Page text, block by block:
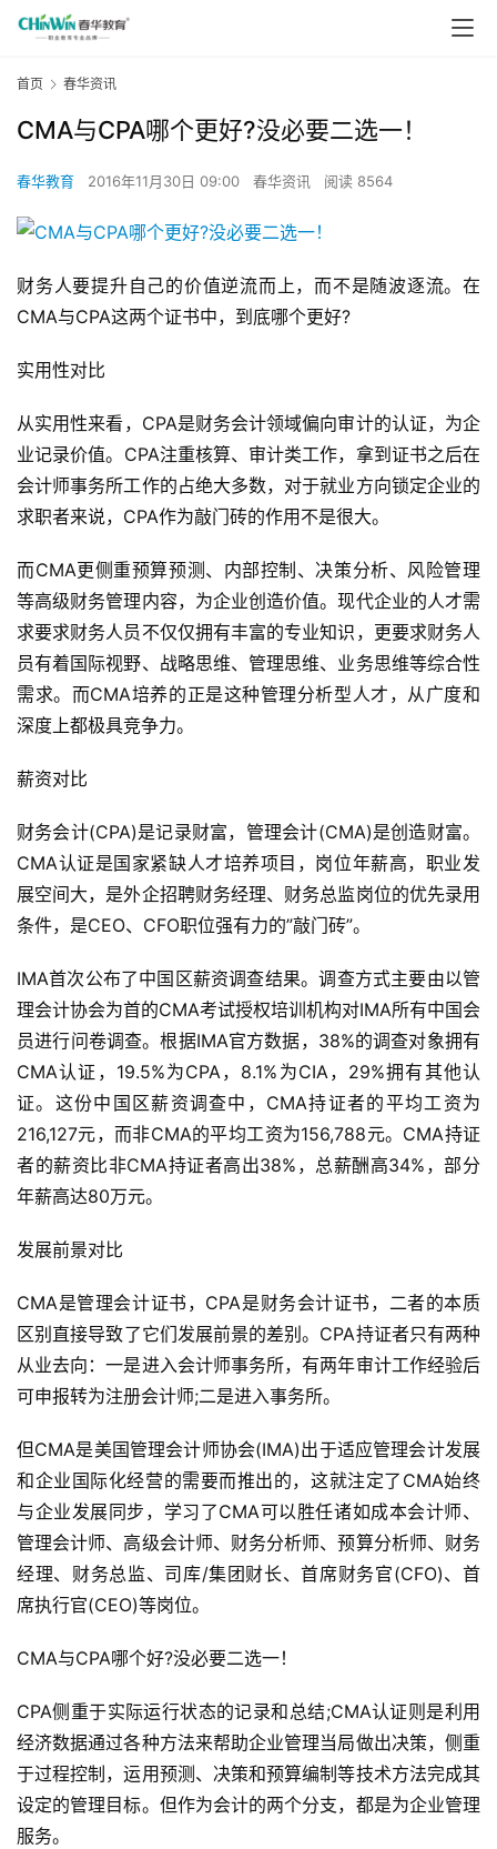
首页 春华资讯
CMA与CPA哪个更好?没必要二选一！
春华教育 2016年11月30日 09:00 春华资讯 阅读 8564
财务人要提升自己的价值逆流而上，而不是随波逐流。在
CMA与CPA这两个证书中，到底哪个更好?
实用性对比
从实用性来看，CPA是财务会计领域偏向审计的认证，为企
业记录价值。CPA注重核算、审计类工作，拿到证书之后在
会计师事务所工作的占绝大多数，对于就业方向锁定企业的
求职者来说，CPA作为敲门砖的作用不是很大。
而CMA更侧重预算预测、内部控制、决策分析、风险管理
等高级财务管理内容，为企业创造价值。现代企业的人才需
求要求财务人员不仅仅拥有丰富的专业知识，更要求财务人
员有着国际视野、战略思维、管理思维、业务思维等综合性
需求。而CMA培养的正是这种管理分析型人才，从广度和
深度上都极具竞争力。
薪资对比
财务会计(CPA)是记录财富，管理会计(CMA)是创造财富。
CMA认证是国家紧缺人才培养项目，岗位年薪高，职业发
展空间大，是外企招聘财务经理、财务总监岗位的优先录用
条件，是CEO、CFO职位强有力的”敲门砖”。
IMA首次公布了中国区薪资调查结果。调查方式主要由以管
理会计协会为首的CMA考试授权培训机构对IMA所有中国会
员进行问卷调查。根据IMA官方数据，38%的调查对象拥有
CMA认证，19.5%为CPA，8.1%为CIA，29%拥有其他认
证。这份中国区薪资调查中，CMA持证者的平均工资为
216,127元，而非CMA的平均工资为156,788元。CMA持证
者的薪资比非CMA持证者高出38%，总薪酬高34%，部分
年薪高达80万元。
发展前景对比
CMA是管理会计证书，CPA是财务会计证书，二者的本质
区别直接导致了它们发展前景的差别。CPA持证者只有两种
从业去向：一是进入会计师事务所，有两年审计工作经验后
可申报转为注册会计师;二是进入事务所。
但CMA是美国管理会计师协会(IMA)出于适应管理会计发展
和企业国际化经营的需要而推出的，这就注定了CMA始终
与企业发展同步，学习了CMA可以胜任诸如成本会计师、
管理会计师、高级会计师、财务分析师、预算分析师、财务
经理、财务总监、司库/集团财长、首席财务官(CFO)、首
席执行官(CEO)等岗位。
CMA与CPA哪个好?没必要二选一！
CPA侧重于实际运行状态的记录和总结;CMA认证则是利用
经济数据通过各种方法来帮助企业管理当局做出决策，侧重
于过程控制，运用预测、决策和预算编制等技术方法完成其
设定的管理目标。但作为会计的两个分支，都是为企业管理
服务。